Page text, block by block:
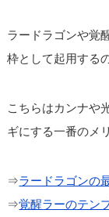
ラードラゴンや覚
枠として起用する
こちらはカンナや
ギにする一番のメ
⇒ラードラゴンの
⇒覚醒ラーのテン